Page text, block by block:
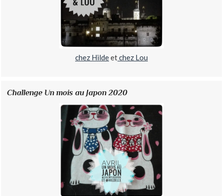
chez Hildeetchez Lou
Challenge Un mois au Japon 2020